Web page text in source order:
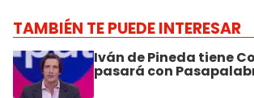
TAMBIÉN TE PUEDE INTERESAR
Iván de Pineda tiene
pasará con